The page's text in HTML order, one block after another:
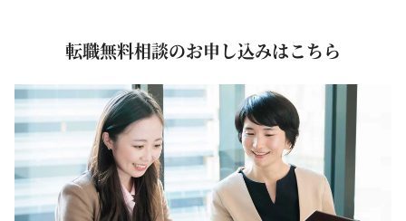
転職無料相談のお申し込みはこちら